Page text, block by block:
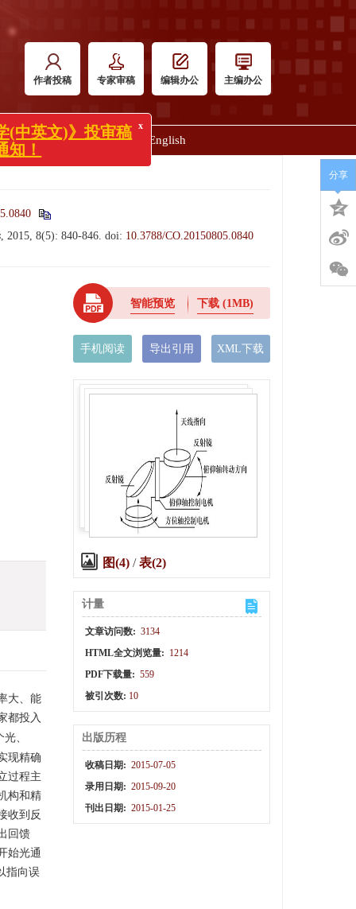
作者投稿 专家审稿 编辑办公 主编办公
联系我们 English
, 2015, 8(5): 840-846. doi: 10.3788/CO.20150805.0840
大、能
都投入
、
现精确
过程主
构和精
收到反
回馈
始光通
指向误
智能预览 下载 (1MB)
手机阅读 导出引用 XML下载
图(4)/表(2)
计量
文章访问数: 3134
HTML全文浏览量: 1214
PDF下载量: 559
被引次数: 10
出版历程
收稿日期: 2015-07-05
录用日期: 2015-09-20
刊出日期: 2015-01-25
分享
x
)》投审稿